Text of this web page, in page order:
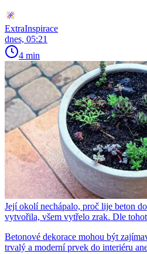
ExtraInspirace
dnes, 05:21
4 min
Její okolí nechápalo, proč lije beton
vytvořila, všem vytřelo zrak. Dle
Betonové dekorace mohou být
trvalý a moderní prvek do interiéru